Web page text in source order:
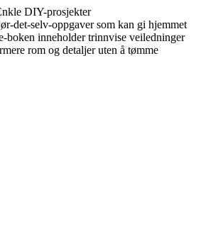
DIY-prosjekter
det-selv-oppgaver som kan gi hjemmet
boken inneholder trinnvise veiledninger
rom og detaljer uten å tømme